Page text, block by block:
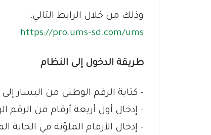
وذلك من خلال الرابط التالي:
https://pro.ums-sd.com/ums
طريقة الدخول إلى النظام
– كتابة الرقم الوطني من اليسار
– إدخال أول أربعة أرقام من الرقم
– إدخال الأرقام الملوّنة في